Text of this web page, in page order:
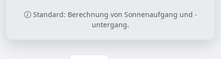
Standard: Berechnung von Sonnenaufgang und -
untergang.